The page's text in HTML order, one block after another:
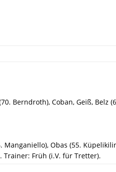
Berndroth), Coban, Geiß, Belz
Obas (55.
Trainer: Früh (i.V. für Tretter).